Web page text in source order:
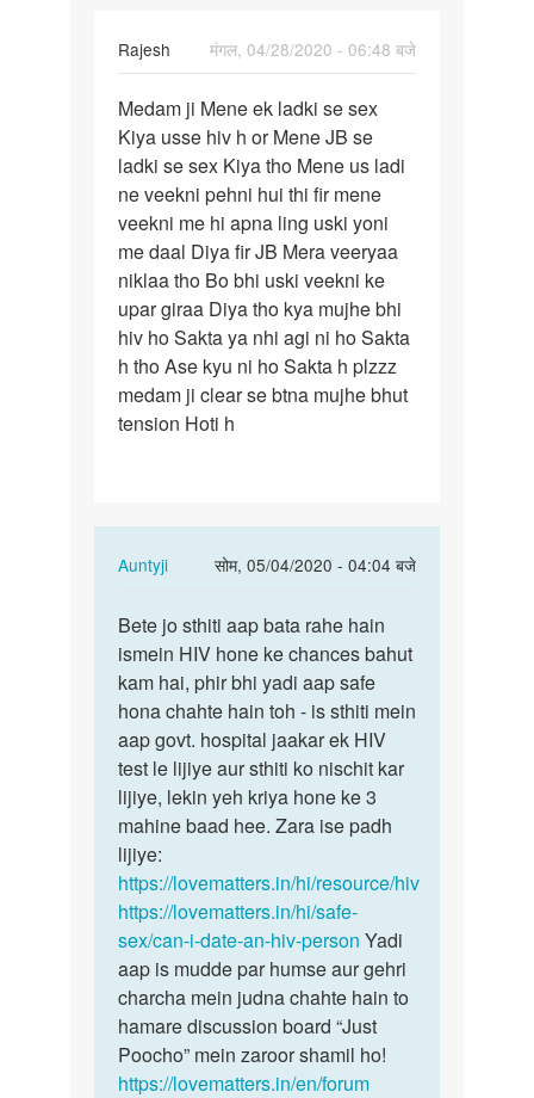
Rajesh
मंगल, 04/28/2020 - 06:48 बजे
Medam
ji
Mene
ek
ladki
se…
Medam ji Mene ek ladki se sex
Kiya usse hiv h or Mene JB se
ladki se sex Kiya tho Mene us ladi
ne veekni pehni hui thi fir mene
veekni me hi apna ling uski yoni
me daal Diya fir JB Mera veeryaa
niklaa tho Bo bhi uski veekni ke
upar giraa Diya tho kya mujhe bhi
hiv ho Sakta ya nhi agi ni ho Sakta
h tho Ase kyu ni ho Sakta h plzzz
medam ji clear se btna mujhe bhut
tension Hoti h
Auntyji
सोम, 05/04/2020 - 04:04 बजे
In
to
Medam
ji
Mene
ek
ladki
se…
by
Bete
jo
sthiti
aap
bata
rahe…
Bete jo sthiti aap bata rahe hain
ismein HIV hone ke chances bahut
kam hai, phir bhi yadi aap safe
hona chahte hain toh - is sthiti mein
aap govt. hospital jaakar ek HIV
test le lijiye aur sthiti ko nischit kar
lijiye, lekin yeh kriya hone ke 3
mahine baad hee. Zara ise padh
lijiye:
https://lovematters.in/hi/resource/hiv
https://lovematters.in/hi/safe-
sex/can-i-date-an-hiv-person Yadi
aap is mudde par humse aur gehri
charcha mein judna chahte hain to
hamare discussion board “Just
Poocho” mein zaroor shamil ho!
https://lovematters.in/en/forum